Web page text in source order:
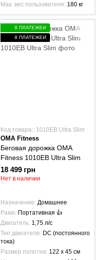
Max. вес пользователя 180 кг
8 ПЛАТЕЖЕЙ
8 ПЛАТЕЖЕЙ
Код товара:: 1010EB Ultra Slim
OMA Fitness
Беговая дорожка OMA
Fitness 1010EB Ultra Slim
18 499 грн
Нет в наличии
Назначение Домашнее
Рама Портативная 👍
Двигатель 1,75 л/с
Тип двигателя
DC (постоянного
тока)
Размер полотна 122 х 45 см